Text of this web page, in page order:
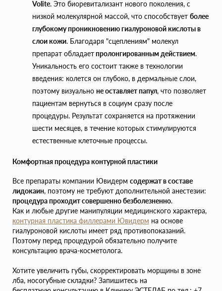
Volite. Это биоревитализант нового поколения, с
низкой молекулярной массой, что способствует более
глубокому проникновению гиалуроновой кислоты в
слои кожи. Благодаря "сцеплениям" молекул
препарат обладаетпролонгированным действием.
Уникальность его состоит также в технологии
введения: колется он глубоко, в дермальные слои,
поэтому визуально не оставляет папул, что позволяет
пациентам вернуться в социум сразу после
процедуры. Результат сохраняется на протяжении
шести месяцев, в течение которых стимулируются
естественные клеточные процессы.
Комфортная процедура контурной пластики
Все препараты компании Ювидерм содержат в составе
лидокаин, поэтому не требуют дополнительной анестезии:
процедура проходит совершенно безболезненно.
Как и любые другие манипуляции медицинского характера,
контурная пластика филлерами Ювидерм на основе
гиалуроновой кислоты имеет ряд противопоказаний.
Поэтому перед процедурой обязательно получите
консультацию врача-косметолога.
Хотите увеличить губы, скорректировать морщины в зоне
лба, носогубные складки? Запишитесь на